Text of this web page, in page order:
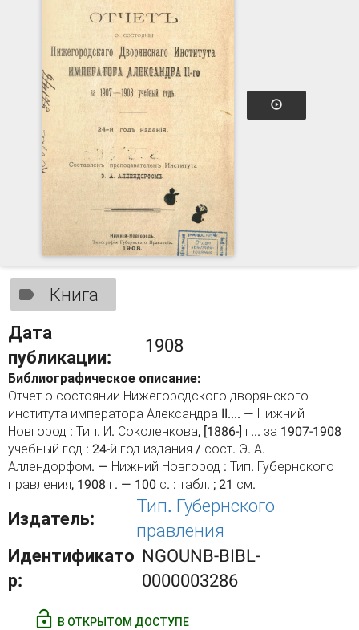
Книга
Дата
публикации:
1908
Библиографическое описание:
Отчет о состоянии Нижегородского дворянского
института императора Александра II.... — Нижний
Новгород : Тип. И. Соколенкова, [1886-] г... за 1907-1908
учебный год : 24-й год издания / сост. Э. А.
Аллендорфом. — Нижний Новгород : Тип. Губернского
правления, 1908 г. — 100 с. : табл. ; 21 см.
Издатель:
Тип. Губернского
правления
Идентификато
р:
NGOUNB-BIBL-
0000003286
В ОТКРЫТОМ ДОСТУПЕ